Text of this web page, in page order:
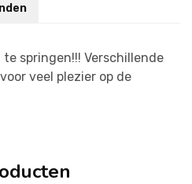
springen!!! Verschillende
veel plezier op de